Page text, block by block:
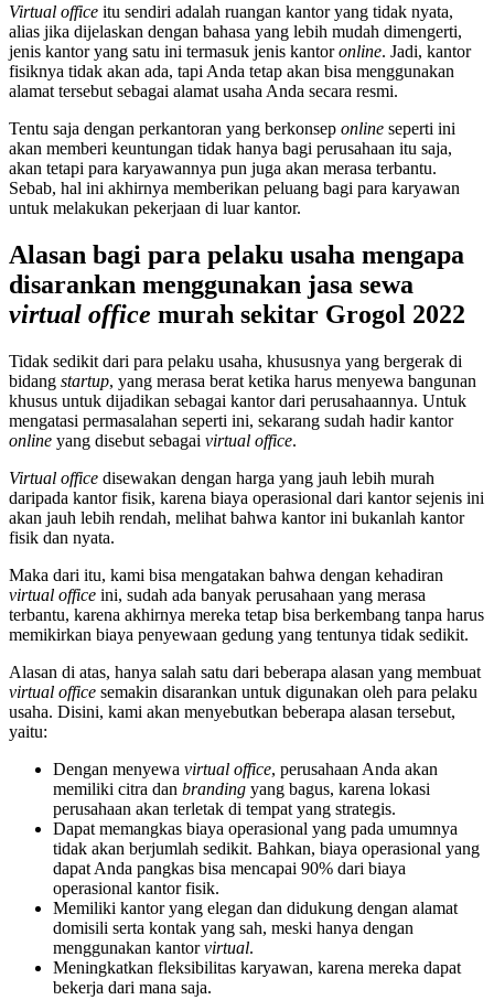
Virtual office itu sendiri adalah ruangan kantor yang tidak nyata,
alias jika dijelaskan dengan bahasa yang lebih mudah dimengerti,
jenis kantor yang satu ini termasuk jenis kantoronline. Jadi, kantor
fisiknya tidak akan ada, tapi Anda tetap akan bisa menggunakan
alamat tersebut sebagai alamat usaha Anda secara resmi.
Tentu saja dengan perkantoran yang berkonsep online seperti ini
akan memberi keuntungan tidak hanya bagi perusahaan itu saja,
akan tetapi para karyawannya pun juga akan merasa terbantu.
Sebab, hal ini akhirnya memberikan peluang bagi para karyawan
untuk melakukan pekerjaan di luar kantor.
Alasan bagi para pelaku usaha mengapa
disarankan menggunakan jasa sewa
virtual office murah sekitar Grogol 2022
Tidak sedikit dari para pelaku usaha, khususnya yang bergerak di
bidang startup, yang merasa berat ketika harus menyewa bangunan
khusus untuk dijadikan sebagai kantor dari perusahaannya. Untuk
mengatasi permasalahan seperti ini, sekarang sudah hadir kantor
online yang disebut sebagai virtual office.
Virtual office disewakan dengan harga yang jauh lebih murah
daripada kantor fisik, karena biaya operasional dari kantor sejenis ini
akan jauh lebih rendah, melihat bahwa kantor ini bukanlah kantor
fisik dan nyata.
Maka dari itu, kami bisa mengatakan bahwa dengan kehadiran
virtual office ini, sudah ada banyak perusahaan yang merasa
terbantu, karena akhirnya mereka tetap bisa berkembang tanpa harus
memikirkan biaya penyewaan gedung yang tentunya tidak sedikit.
Alasan di atas, hanya salah satu dari beberapa alasan yang membuat
virtual office semakin disarankan untuk digunakan oleh para pelaku
usaha. Disini, kami akan menyebutkan beberapa alasan tersebut,
yaitu:
Dengan menyewa virtual office, perusahaan Anda akan
memiliki citra dan branding yang bagus, karena lokasi
perusahaan akan terletak di tempat yang strategis.
Dapat memangkas biaya operasional yang pada umumnya
tidak akan berjumlah sedikit. Bahkan, biaya operasional yang
dapat Anda pangkas bisa mencapai 90% dari biaya
operasional kantor fisik.
Memiliki kantor yang elegan dan didukung dengan alamat
domisili serta kontak yang sah, meski hanya dengan
menggunakan kantorvirtual.
Meningkatkan fleksibilitas karyawan, karena mereka dapat
bekerja dari mana saja.